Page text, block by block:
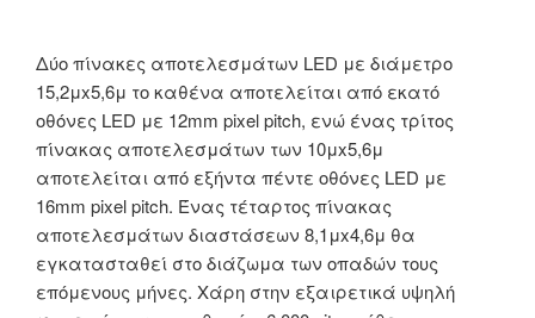
Δύο πίνακες αποτελεσμάτων LED με διάμετρο
15,2μx5,6μ το καθένα αποτελείται από εκατό
οθόνες LED με 12mm pixel pitch, ενώ ένας τρίτος
πίνακας αποτελεσμάτων των 10μx5,6μ
αποτελείται από εξήντα πέντε οθόνες LED με
16mm pixel pitch. Ένας τέταρτος πίνακας
αποτελεσμάτων διαστάσεων 8,1μx4,6μ θα
εγκατασταθεί στο διάζωμα των οπαδών τους
επόμενους μήνες. Χάρη στην εξαιρετικά υψηλή